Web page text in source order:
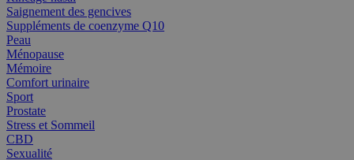
Saignement des gencives
Suppléments de coenzyme Q10
Peau
Ménopause
Mémoire
Comfort urinaire
Sport
Prostate
Stress et Sommeil
CBD
Sexualité